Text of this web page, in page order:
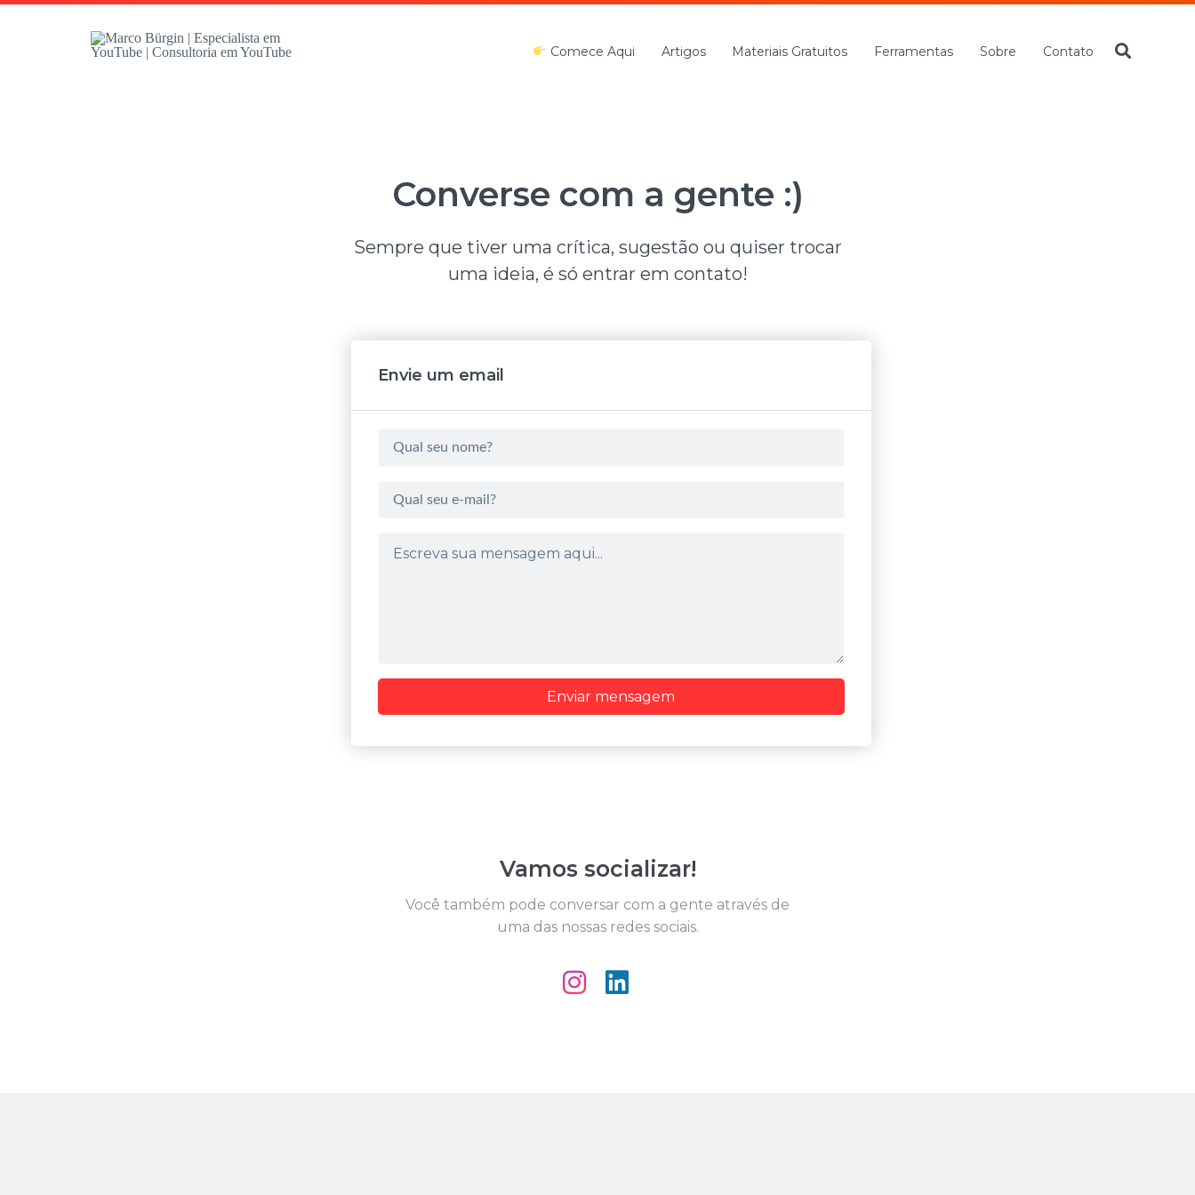
Comece Aqui Artigos Materiais Gratuitos Ferramentas Sobre Contato
Converse com a gente :)
Sempre que tiver uma crítica, sugestão ou quiser trocar
uma ideia, é só entrar em contato!
Envie um email
Enviar mensagem
Vamos socializar!
Você também pode conversar com a gente através de
uma das nossas redes sociais.